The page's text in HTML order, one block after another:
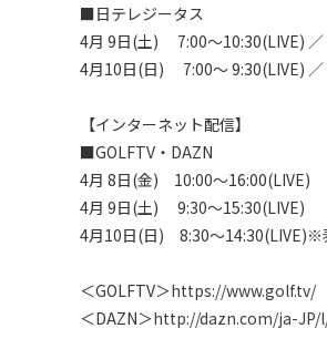
■日テレジータス
4月 9日(土)　 7:00〜10:30(LIVE)
4月10日(日)　 7:00〜 9:30(LIVE)
【インターネット配信】
■GOLFTV・DAZN
4月 8日(金)　10:00〜16:00(LIVE)
4月 9日(土)　 9:30〜15:30(LIVE)
4月10日(日)　8:30〜14:30(LIVE)※
＜GOLFTV＞https://www.golf.tv/
＜DAZN＞http://dazn.com/ja-JP/